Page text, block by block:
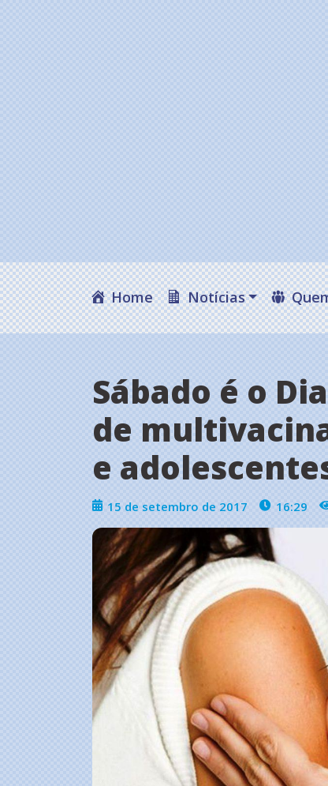
Home Notícias
Sábado é o
de
e
15 de setembro de 2017 16:29